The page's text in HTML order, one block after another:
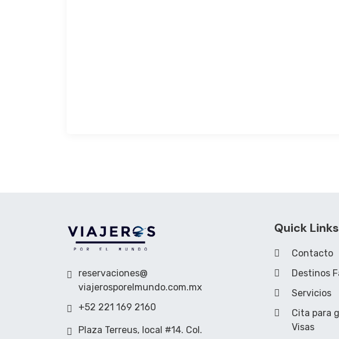
reservaciones@
viajerosporelmundo.com.mx
+52 221 169 2160
Plaza Terreus, local #14. Col.
Quick Links
Contacto
Destinos
Servicios
Cita para
Visas